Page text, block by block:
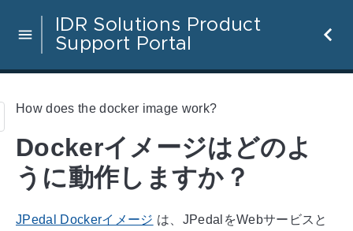
IDR Solutions Product
Support Portal
How does the docker image work?
Dockerイメージはどのよ
うに動作しますか？
JPedal Dockerイメージ は、JPedalをWebサービスと